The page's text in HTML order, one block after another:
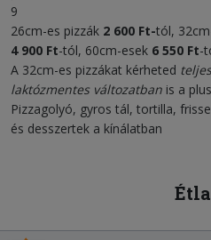
9
26cm-es pizzák 2 600 Ft-tól,
4 900 Ft-tól, 60cm-esek 6 550 Ft-
A 32cm-es pizzákat kérheted
laktózmentes változatban is a
Pizzagolyó, gyros tál, tortilla,
és desszertek a kínálatban